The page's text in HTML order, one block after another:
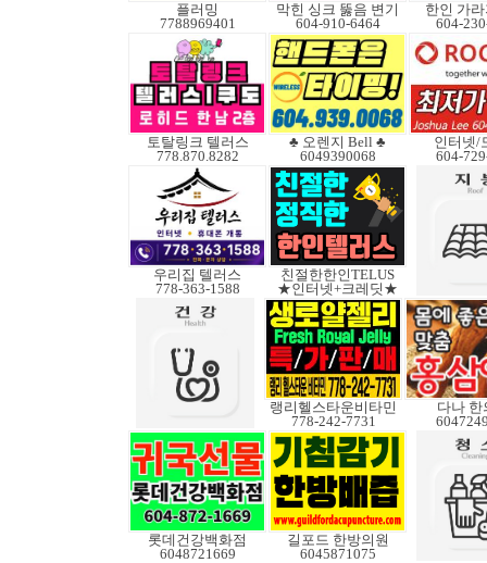
플러밍
7788969401
막힌 싱크 뚫음 변기
604-910-6464
한인 가
604-
토탈링크 텔러스
778.870.8282
♣ 오렌지 Bell ♣
6049390068
인터넷/
604-
우리집 텔러스
778-363-1588
친절한한인TELUS
★인터넷+크레딧★
랭리헬스타운비타민
778-242-7731
다나 한
롯데건강백화점
6048721669
길포드 한방의원
6045871075